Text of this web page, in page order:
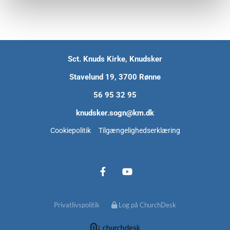
Sct. Knuds Kirke, Knudsker
Stavelund 19, 3700 Rønne
56 95 32 95
knudsker.sogn@km.dk
Cookiepolitik Tilgængelighedserklæring
Privatlivspolitik Log på ChurchDesk